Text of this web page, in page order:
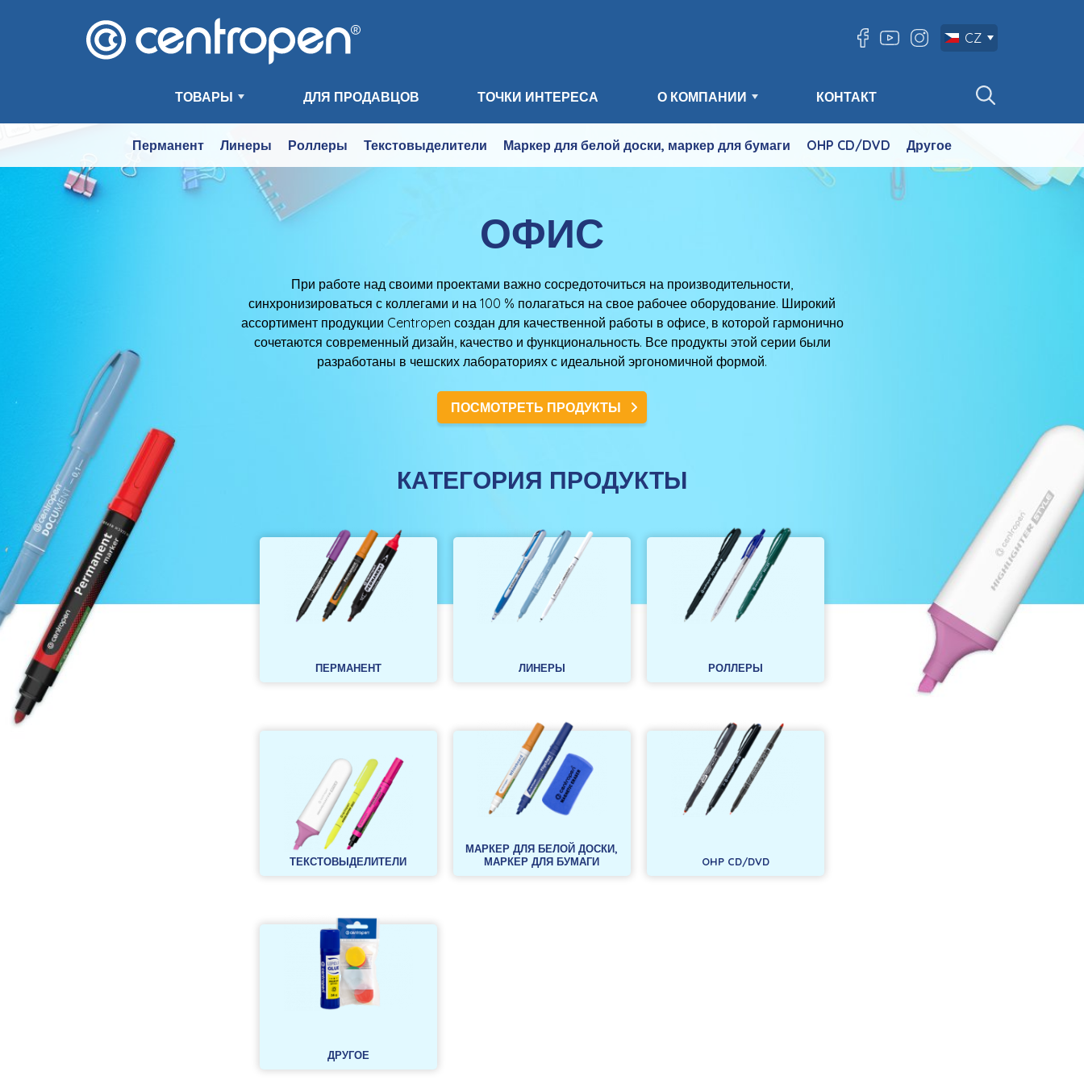
CZ
ТОВАРЫ ДЛЯ ПРОДАВЦОВ ТОЧКИ ИНТЕРЕСА О КОМПАНИИ КОНТАКТ
Перманент Линеры Роллеры Текстовыделители Маркер для белой доски, маркер для бумаги OHP CD/DVD Другое
ОФИС
При работе над своими проектами важно сосредоточиться на производительности,
синхронизироваться с коллегами и на 100 % полагаться на свое рабочее оборудование. Широкий
ассортимент продукции Centropen создан для качественной работы в офисе, в которой гармонично
сочетаются современный дизайн, качество и функциональность. Все продукты этой серии были
разработаны в чешских лабораториях с идеальной эргономичной формой.
ПОСМОТРЕТЬ ПРОДУКТЫ
КАТЕГОРИЯ ПРОДУКТЫ
ПЕРМАНЕНТ ЛИНЕРЫ РОЛЛЕРЫ
ТЕКСТОВЫДЕЛИТЕЛИ
МАРКЕР ДЛЯ БЕЛОЙ ДОСКИ,
МАРКЕР ДЛЯ БУМАГИ
OHP CD/DVD
ДРУГОЕ